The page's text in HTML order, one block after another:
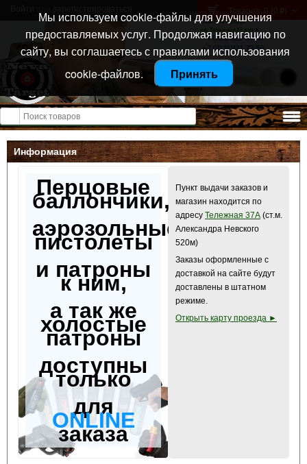
Санкт-Петербург
ул. Тележная 37 лит А
+7 (911) 021-04-08
+7 (812) 921-73-50
Товаров: 0 (0 p )
Открыть меню
Информация
Перцовые
баллончики,
аэрозольные
пистолеты
и патроны
к ним,
а так же
холостые
патроны
доступны
только
для
ONLINE
заказа
Пункт выдачи заказов и
магазин находится по
адресу Тележная 37А (ст.м.
Александра Невского
520м)
Заказы оформленные с
доставкой на сайте будут
доставлены в штатном
режиме.
Открыть карту проезда ►
Мы используем cookie-файлы для улучшения
предоставляемых услуг. Продолжая навигацию по
сайту, вы соглашаетесь с правилами использования
cookie-файлов.
Принять